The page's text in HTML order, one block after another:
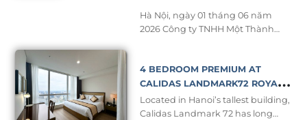
Hà Nội, ngày 01 tháng 06 năm
2026 Công ty TNHH Một Thành
Tower, Khu E6 KĐT Mới Cầu Giấy,
Phường Yên Hòa, Thành Phố Hà
Nội. Điện thoại: 02437723801
Email: hrdept@aonvina.com Giấy
4 BEDROOM PREMIUM AT
CALIDAS LANDMARK72 ROYAL
RESIDENCE – A NEW STANDARD
OF LUXURY
Located in Hanoi’s tallest building,
Calidas Landmark 72 has long